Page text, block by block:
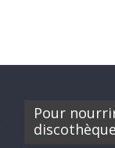
Pour
discothèque